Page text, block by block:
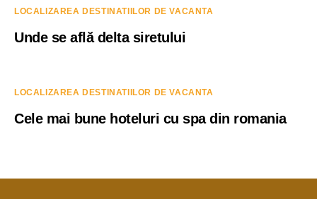
LOCALIZAREA DESTINATIILOR DE VACANTA
Unde se află delta siretului
LOCALIZAREA DESTINATIILOR DE VACANTA
Cele mai bune hoteluri cu spa din romania